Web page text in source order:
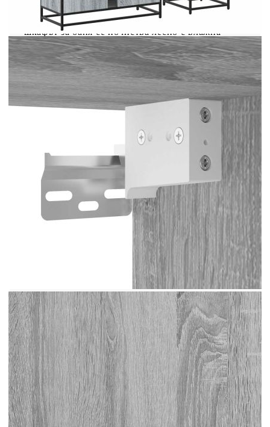
костюма преди излизане.Лесна за поддръжка:
Благодарение на гладката си повърхност,
шкафът за баня се почиства лесно с влажна
кърпа и изисква по-малко поддръжка. Добре е
да се знае:Винтовете и дюбелите за вътрешната
стена не са включени. Съветваме ви да
намерите и използвате винтове и дюбели,
подходящи специално за вашите стени. Ако не
сте сигурни, можете да се консултирате с
професионалист. Моля, прочетете и следвайте
всяка стъпка от инструкциите. Внимание:За да
предотвратите преобръщане, този продукт
трябва да се използва с предоставеното
устройство за закрепване на стена.
Цвят: Сив сонома
Материал: Инженерно дърво, метал, стъкло
Размери на шкафа за огледало за баня: 65 x
20 x 60 см (Ш x Д x В)
Размери на шкафа за мивка за баня: 80 x 33
Размери на шкафа за баня: 35 x 37,5 x 100
Максимален капацитет на теглото (общо):
60 кг
Необходим е монтаж
Доставката съдържа:
1 х Огледален шкаф за баня
1 х Шкаф за мивка за баня
1 х Шкаф за баня